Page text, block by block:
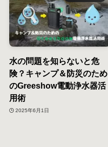
水の問題を知らないと危
険？キャンプ＆防災のため
のGreeshow電動浄水器活
用術
2025年6月1日